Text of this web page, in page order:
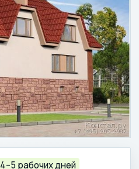
4–5 рабочих дней